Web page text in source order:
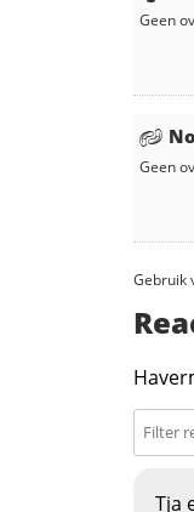
Geen
Geen
Gebruik
Tja